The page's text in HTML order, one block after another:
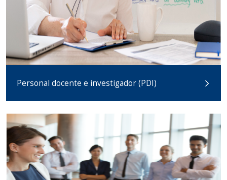
Personal docente e investigador (PDI)